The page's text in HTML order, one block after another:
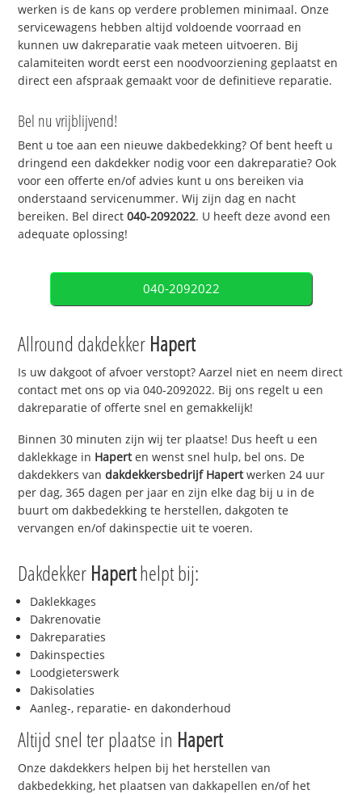
werken is de kans op verdere problemen minimaal. Onze
servicewagens hebben altijd voldoende voorraad en
kunnen uw dakreparatie vaak meteen uitvoeren. Bij
calamiteiten wordt eerst een noodvoorziening geplaatst en
direct een afspraak gemaakt voor de definitieve reparatie.
Bel nu vrijblijvend!
Bent u toe aan een nieuwe dakbedekking? Of bent heeft u
dringend een dakdekker nodig voor een dakreparatie? Ook
voor een offerte en/of advies kunt u ons bereiken via
onderstaand servicenummer. Wij zijn dag en nacht
bereiken. Bel direct040-2092022. U heeft deze avond een
adequate oplossing!
040-2092022
Allround dakdekker Hapert
Is uw dakgoot of afvoer verstopt? Aarzel niet en neem direct
contact met ons op via 040-2092022. Bij ons regelt u een
dakreparatie of offerte snel en gemakkelijk!
Binnen 30 minuten zijn wij ter plaatse! Dus heeft u een
daklekkage in Haperten wenst snel hulp, bel ons. De
dakdekkers vandakdekkersbedrijf Hapert werken 24 uur
per dag, 365 dagen per jaar en zijn elke dag bij u in de
buurt om dakbedekking te herstellen, dakgoten te
vervangen en/of dakinspectie uit te voeren.
Dakdekker Haperthelpt bij:
Daklekkages
Dakrenovatie
Dakreparaties
Dakinspecties
Loodgieterswerk
Dakisolaties
Aanleg-, reparatie- en dakonderhoud
Altijd snel ter plaatse in Hapert
Onze dakdekkers helpen bij het herstellen van
dakbedekking, het plaatsen van dakkapellen en/of het